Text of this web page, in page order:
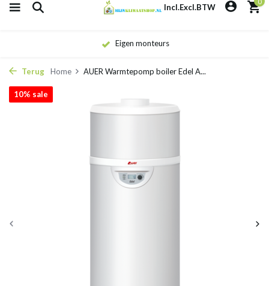
Incl.Excl.BTW
Eigen monteurs
Terug Home AUER Warmtepomp boiler Edel A...
10% sale